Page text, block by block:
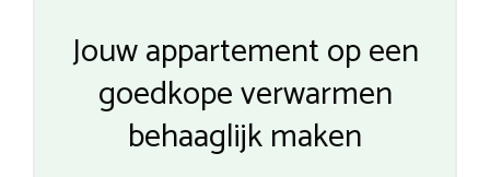
Jouw appartement op een
goedkope verwarmen
behaaglijk maken